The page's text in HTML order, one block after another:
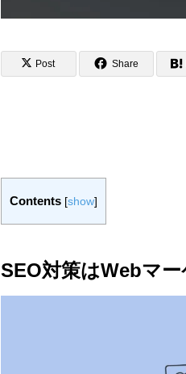
Post Share
Contents [show]
SEO対策はWebマ